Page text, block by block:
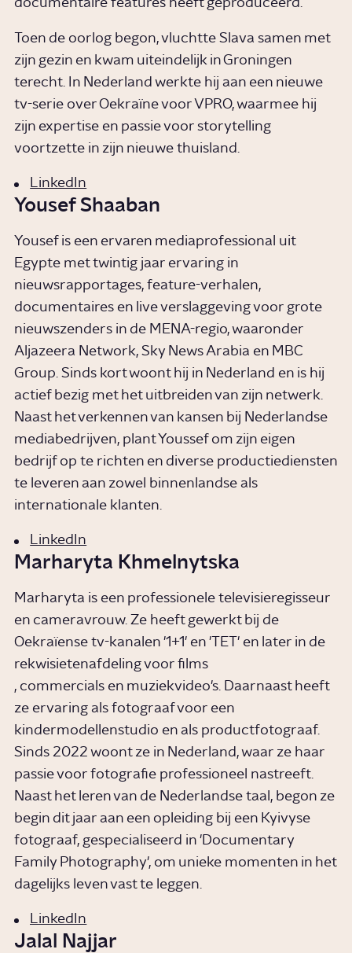
documentaire features heeft geproduceerd.
Toen de oorlog begon, vluchtte Slava samen met
zijn gezin en kwam uiteindelijk in Groningen
terecht. In Nederland werkte hij aan een nieuwe
tv-serie over Oekraïne voor VPRO, waarmee hij
zijn expertise en passie voor storytelling
voortzette in zijn nieuwe thuisland.
LinkedIn
Yousef Shaaban
Yousef is een ervaren mediaprofessional uit
Egypte met twintig jaar ervaring in
nieuwsrapportages, feature-verhalen,
documentaires en live verslaggeving voor grote
nieuwszenders in de MENA-regio, waaronder
Aljazeera Network, Sky News Arabia en MBC
Group. Sinds kort woont hij in Nederland en is hij
actief bezig met het uitbreiden van zijn netwerk.
Naast het verkennen van kansen bij Nederlandse
mediabedrijven, plant Youssef om zijn eigen
bedrijf op te richten en diverse productiediensten
te leveren aan zowel binnenlandse als
internationale klanten.
LinkedIn
Marharyta Khmelnytska
Marharyta is een professionele televisieregisseur
en cameravrouw. Ze heeft gewerkt bij de
Oekraïense tv-kanalen '1+1' en 'TET' en later in de
rekwisietenafdeling voor films
, commercials en muziekvideo's. Daarnaast heeft
ze ervaring als fotograaf voor een
kindermodellenstudio en als productfotograaf.
Sinds 2022 woont ze in Nederland, waar ze haar
passie voor fotografie professioneel nastreeft.
Naast het leren van de Nederlandse taal, begon ze
begin dit jaar aan een opleiding bij een Kyivyse
fotograaf, gespecialiseerd in 'Documentary
Family Photography', om unieke momenten in het
dagelijks leven vast te leggen.
LinkedIn
Jalal Najjar